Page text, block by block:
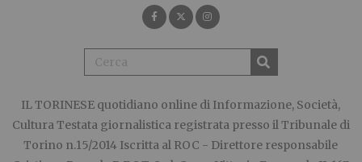
IL TORINESE quotidiano online di Informazione, Società,
Cultura Testata giornalistica registrata presso il Tribunale di
Torino n.15/2014 Iscritta al ROC - Direttore responsabile